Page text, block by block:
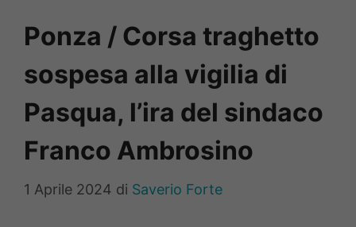
Ponza / Corsa traghetto
sospesa alla vigilia di
Pasqua, l’ira del sindaco
Franco Ambrosino
1 Aprile 2024 di Saverio Forte